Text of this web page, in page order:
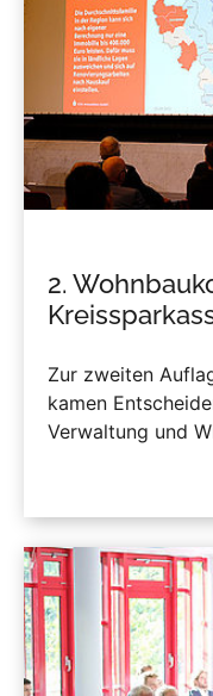
2.
Zur zweiten
kamen
Verwaltung und